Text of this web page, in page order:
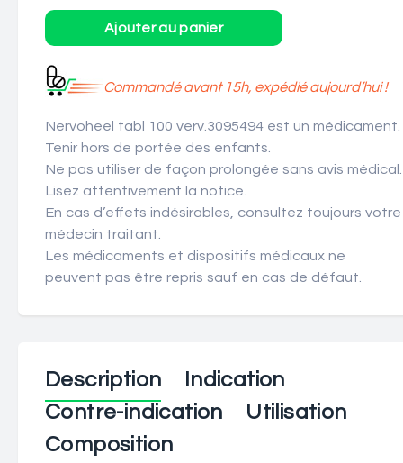
Commandé avant 15h, expédié aujourd’hui !
Nervoheel tabl 100 verv.3095494 est un médicament.
Tenir hors de portée des enfants.
Ne pas utiliser de façon prolongée sans avis médical.
Lisez attentivement la notice.
En cas d’effets indésirables, consultez toujours votre
médecin traitant.
Les médicaments et dispositifs médicaux ne
peuvent pas être repris sauf en cas de défaut.
Description
Indication
Contre-indication
Utilisation
Composition